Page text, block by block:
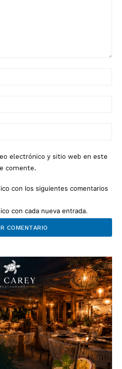
electrónico y sitio web en este
comente.
con los siguientes comentarios
con cada nueva entrada.